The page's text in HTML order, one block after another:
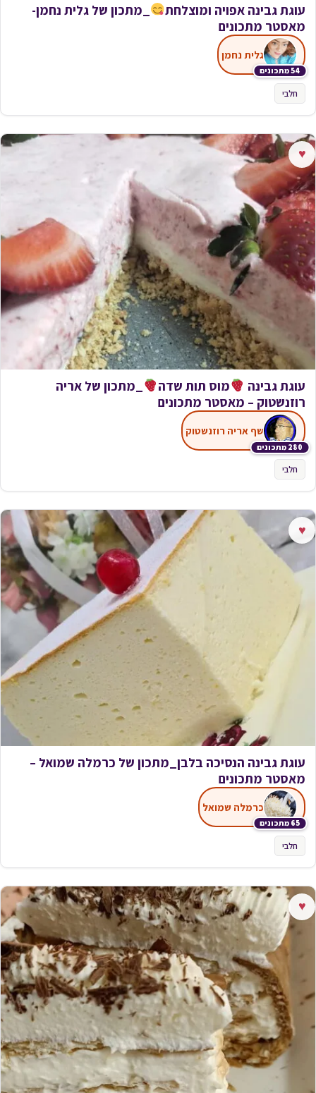
עוגת גבינה אפויה ומוצלחת
_מתכון של גלית נחמן-
מאסטר מתכונים
54 מתכונים
גלית נחמן
חלבי
♥
עוגת גבינה מוס תות שדה
_מתכון של אריה
רוזנשטוק – מאסטר מתכונים
280 מתכונים
שף אריה רוזנשטוק
חלבי
♥
עוגת גבינה הנסיכה בלבן_מתכון של כרמלה שמואל –
מאסטר מתכונים
65 מתכונים
כרמלה שמואל
חלבי
♥